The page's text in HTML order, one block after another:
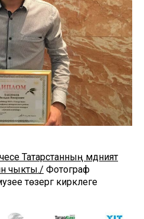
Татарстанның мәдәният
чыкты./ Фотограф
төзергә кирәклеге